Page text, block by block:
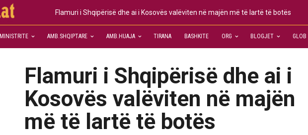
Flamuri i Shqipërisë dhe ai i Kosovës valëviten në majën më të lartë të botës
MINISTRITE AMB.SHQIPTARE AMB.HUAJA TIRANA BASHKITE ORG BLOGJET GLOB
Flamuri i Shqipërisë dhe ai i
Kosovës valëviten në majën
më të lartë të botës